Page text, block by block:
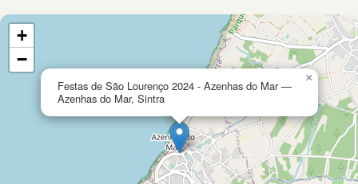
Festas de São Lourenço 2024 - Azenhas do Mar —
Azenhas do Mar, Sintra
×
+
−